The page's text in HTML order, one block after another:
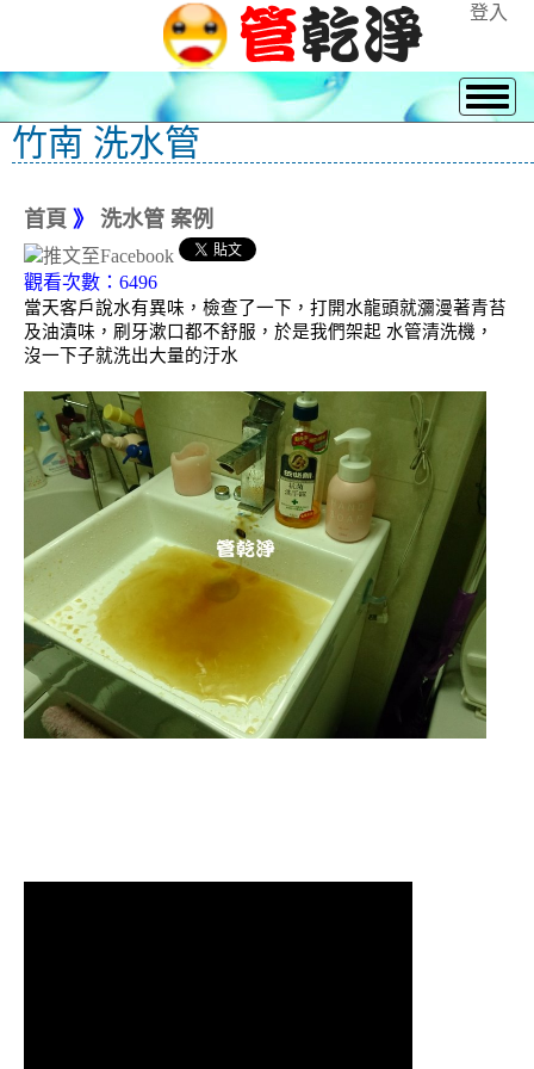
登入
竹南 洗水管
首頁 》 洗水管 案例
觀看次數：6496
當天客戶說水有異味，檢查了一下，打開水龍頭就瀰漫著青苔
及油漬味，刷牙漱口都不舒服，於是我們架起 水管清洗機，
沒一下子就洗出大量的汙水